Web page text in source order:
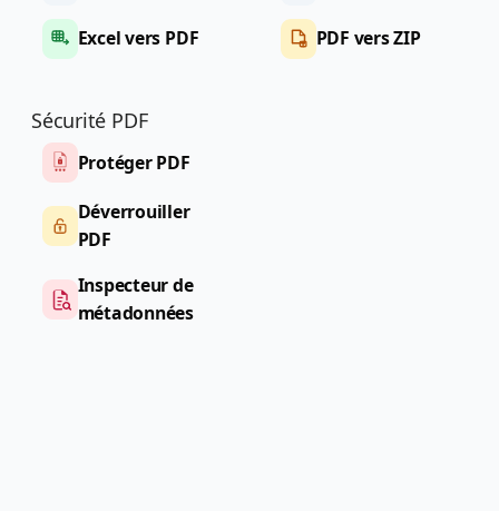
Excel vers PDF PDF vers ZIP
Sécurité PDF
Protéger PDF
Déverrouiller
PDF
Inspecteur de
métadonnées